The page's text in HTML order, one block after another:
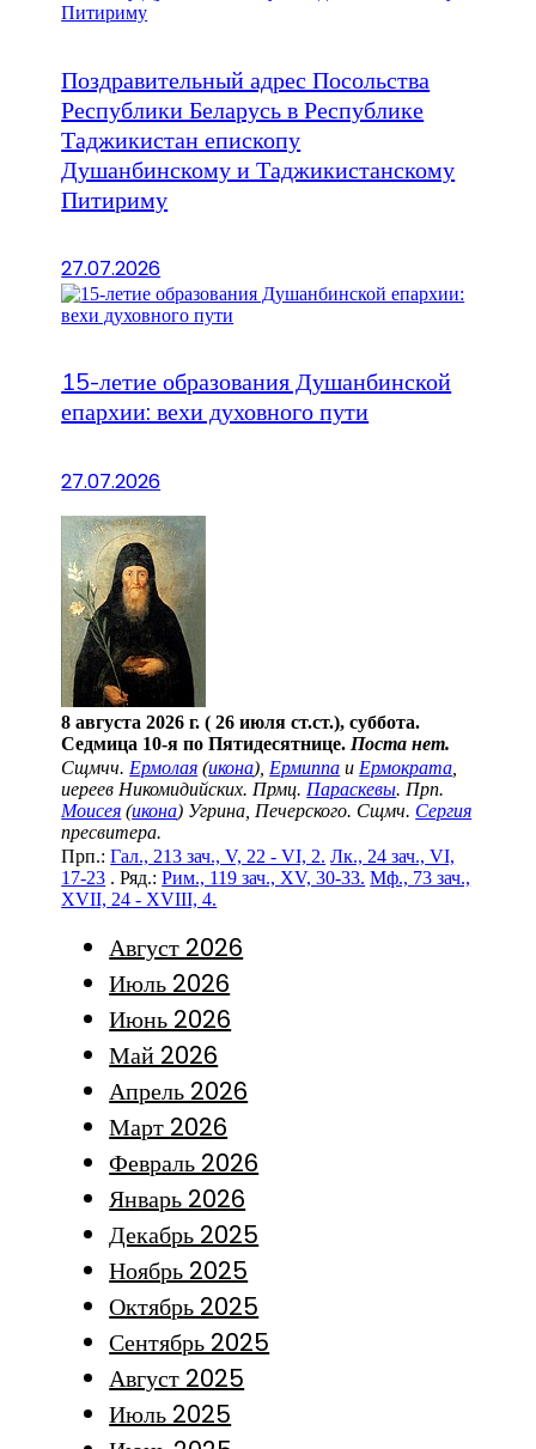
Поздравительный адрес Посольства
Республики Беларусь в Республике
Таджикистан епископу
Душанбинскому и Таджикистанскому
Питириму
27.07.2026
15-летие образования Душанбинской
епархии: вехи духовного пути
27.07.2026
8 августа 2026 г. ( 26 июля ст.ст.), суббота.
Седмица 10-я по Пятидесятнице. Поста нет.
Сщмчч. Ермолая (икона), Ермиппа и Ермократа
иереев Никомидийских. Прмц. Параскевы. Прп.
Моисея (икона) Угрина, Печерского. Сщмч. Сергия
пресвитера.
Прп.:Гал., 213 зач., V, 22 - VI, 2. Лк., 24 зач., VI,
17-23 . Ряд.:Рим., 119 зач., XV, 30-33. Мф., 73 зач.,
XVII, 24 - XVIII, 4.
Август 2026
Июль 2026
Июнь 2026
Май 2026
Апрель 2026
Март 2026
Февраль 2026
Январь 2026
Декабрь 2025
Ноябрь 2025
Октябрь 2025
Сентябрь 2025
Август 2025
Июль 2025